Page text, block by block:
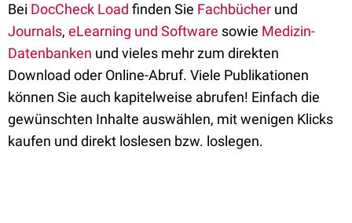
Bei DocCheck Load finden Sie Fachbücher und
Journals, eLearning und Software sowie Medizin-
Datenbanken und vieles mehr zum direkten
Download oder Online-Abruf. Viele Publikationen
können Sie auch kapitelweise abrufen! Einfach die
gewünschten Inhalte auswählen, mit wenigen Klicks
kaufen und direkt loslesen bzw. loslegen.